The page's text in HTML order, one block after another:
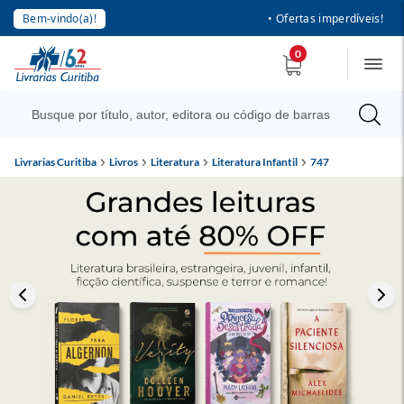
Bem-vindo(a)! • Ofertas imperdíveis!
0
Livrarias Curitiba Livros Literatura Literatura Infantil 747